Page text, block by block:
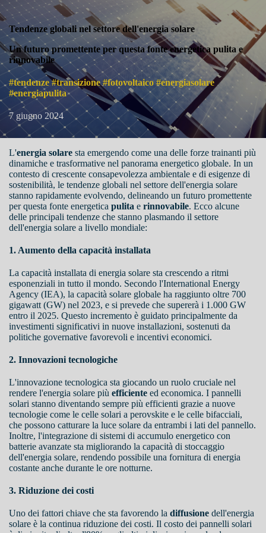
Tendenze globali nel settore dell'energia solare
Un futuro promettente per questa fonte energetica pulita e
rinnovabile
#tendenze #transizione #fotovoltaico #energiasolare
#energiapulita
7 giugno 2024
L'energia solare sta emergendo come una delle forze trainanti più
dinamiche e trasformative nel panorama energetico globale. In un
contesto di crescente consapevolezza ambientale e di esigenze di
sostenibilità, le tendenze globali nel settore dell'energia solare
stanno rapidamente evolvendo, delineando un futuro promettente
per questa fonte energetica pulita e rinnovabile. Ecco alcune
delle principali tendenze che stanno plasmando il settore
dell'energia solare a livello mondiale:
1. Aumento della capacità installata
La capacità installata di energia solare sta crescendo a ritmi
esponenziali in tutto il mondo. Secondo l'International Energy
Agency (IEA), la capacità solare globale ha raggiunto oltre 700
gigawatt (GW) nel 2023, e si prevede che supererà i 1.000 GW
entro il 2025. Questo incremento è guidato principalmente da
investimenti significativi in nuove installazioni, sostenuti da
politiche governative favorevoli e incentivi economici.
2. Innovazioni tecnologiche
L'innovazione tecnologica sta giocando un ruolo cruciale nel
rendere l'energia solare più efficiente ed economica. I pannelli
solari stanno diventando sempre più efficienti grazie a nuove
tecnologie come le celle solari a perovskite e le celle bifacciali,
che possono catturare la luce solare da entrambi i lati del pannello.
Inoltre, l'integrazione di sistemi di accumulo energetico con
batterie avanzate sta migliorando la capacità di stoccaggio
dell'energia solare, rendendo possibile una fornitura di energia
costante anche durante le ore notturne.
3. Riduzione dei costi
Uno dei fattori chiave che sta favorendo la diffusione dell'energia
solare è la continua riduzione dei costi. Il costo dei pannelli solari